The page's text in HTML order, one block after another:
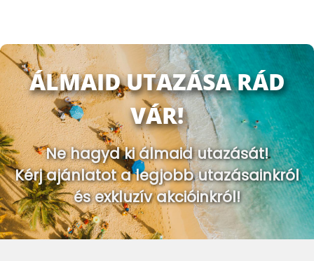
ÁLMAID UTAZÁSA RÁD
VÁR!
Ne hagyd ki álmaid utazását!
Kérj ajánlatot a legjobb utazásainkról
és exkluzív akcióinkról!